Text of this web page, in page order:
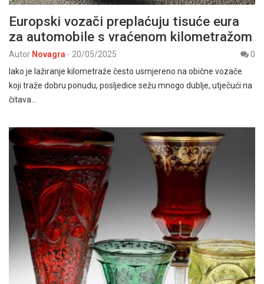
Europski vozači preplaćuju tisuće eura
za automobile s vraćenom kilometražom
Autor Novagra - 20/05/2025
0
Iako je lažiranje kilometraže često usmjereno na obične vozače
koji traže dobru ponudu, posljedice sežu mnogo dublje, utječući na
čitava…